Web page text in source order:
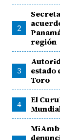
2
región
3
estado
Toro
4
El